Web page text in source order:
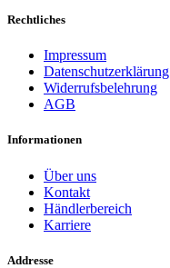
Rechtliches
Impressum
Datenschutzerklärung
Widerrufsbelehrung
AGB
Informationen
Über uns
Kontakt
Händlerbereich
Karriere
Addresse